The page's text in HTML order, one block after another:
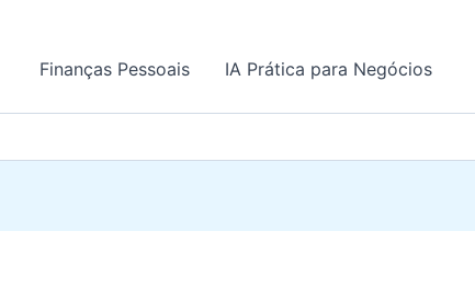
Finanças Pessoais IA Prática para Negócios